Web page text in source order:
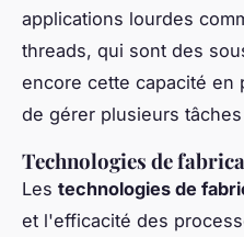
applications lourdes
threads, qui sont des
encore cette capacité
de gérer plusieurs
Technologies de
Les technologies de
et l'efficacité des